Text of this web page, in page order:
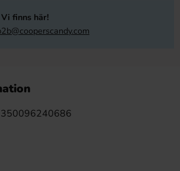
finns här!